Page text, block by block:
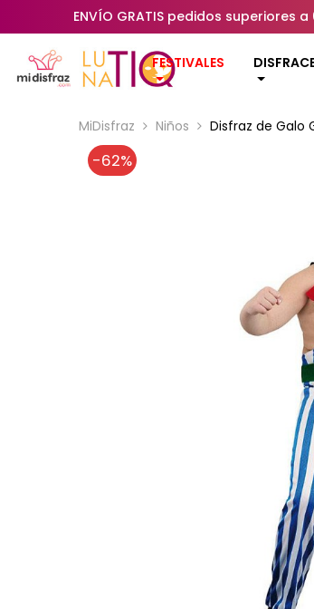
ENVÍO GRATIS pedidos superiores
FESTIVALES
MiDisfraz Niños Disfraz de Galo
-62%